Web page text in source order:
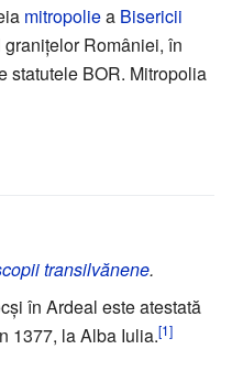
mitropoliea Bisericii
României, în
statutele BOR. Mitropolia
transilvănene.
în Ardeal este atestată
1377, la Alba Iulia.[1]